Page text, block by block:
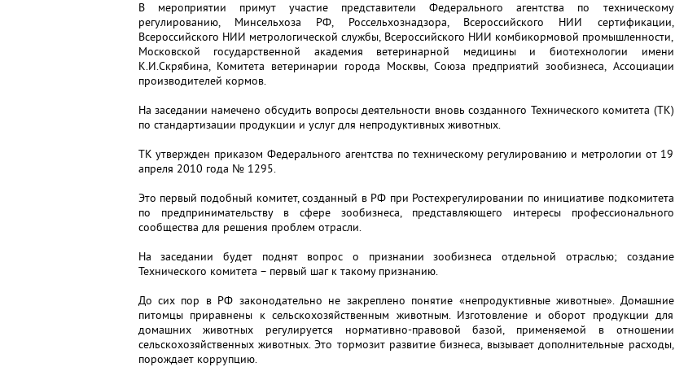
В мероприятии примут участие представители Федерального агентства по техническому
регулированию, Минсельхоза РФ, Россельхознадзора, Всероссийского НИИ сертификации,
Всероссийского НИИ метрологической службы, Всероссийского НИИ комбикормовой промышленности,
Московской государственной академия ветеринарной медицины и биотехнологии имени
К.И.Скрябина, Комитета ветеринарии города Москвы, Союза предприятий зообизнеса, Ассоциации
производителей кормов.
На заседании намечено обсудить вопросы деятельности вновь созданного Технического комитета (ТК)
по стандартизации продукции и услуг для непродуктивных животных.
ТК утвержден приказом Федерального агентства по техническому регулированию и метрологии от 19
апреля 2010 года № 1295.
Это первый подобный комитет, созданный в РФ при Ростехрегулировании по инициативе подкомитета
по предпринимательству в сфере зообизнеса, представляющего интересы профессионального
сообщества для решения проблем отрасли.
На заседании будет поднят вопрос о признании зообизнеса отдельной отраслью; создание
Технического комитета – первый шаг к такому признанию.
До сих пор в РФ законодательно не закреплено понятие «непродуктивные животные». Домашние
питомцы приравнены к сельскохозяйственным животным. Изготовление и оборот продукции для
домашних животных регулируется нормативно-правовой базой, применяемой в отношении
сельскохозяйственных животных. Это тормозит развитие бизнеса, вызывает дополнительные расходы,
порождает коррупцию.